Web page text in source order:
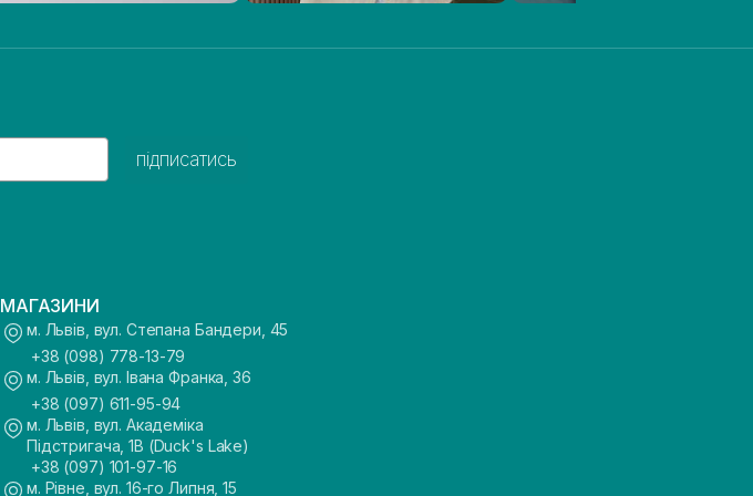
підписатись
МАГАЗИНИ
м. Львів, вул. Степана Бандери, 45
+38 (098) 778-13-79
м. Львів, вул. Івана Франка, 36
+38 (097) 611-95-94
м. Львів, вул. Академіка
Підстригача, 1В (Duck's Lake)
+38 (097) 101-97-16
м. Рівне, вул. 16-го Липня, 15